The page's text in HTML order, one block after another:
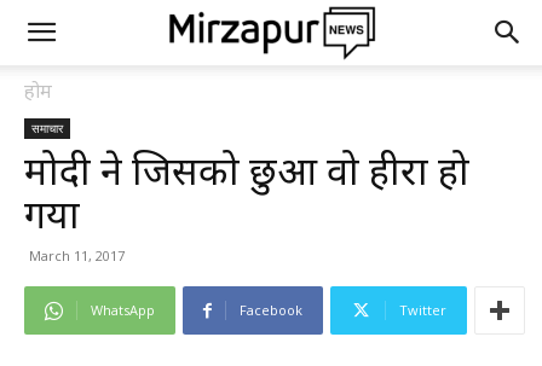
होम
समाचार
मोदी ने जिसको छुआ वो हीरा हो
गया
March 11, 2017
WhatsApp Facebook Twitter